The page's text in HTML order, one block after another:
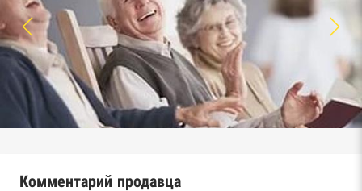
Комментарий продавца